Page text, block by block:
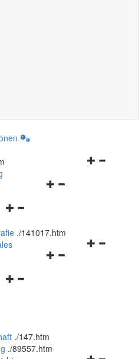
Navigationsmenü
Navigationsmenü
und
schließen
./141017.htm
Navigationsmenü
Navigationsmenü
./147.htm
./89557.htm